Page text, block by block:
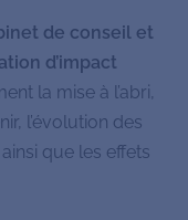
de conseil et
d’impact
la mise à l’abri,
l’évolution des
que les effets